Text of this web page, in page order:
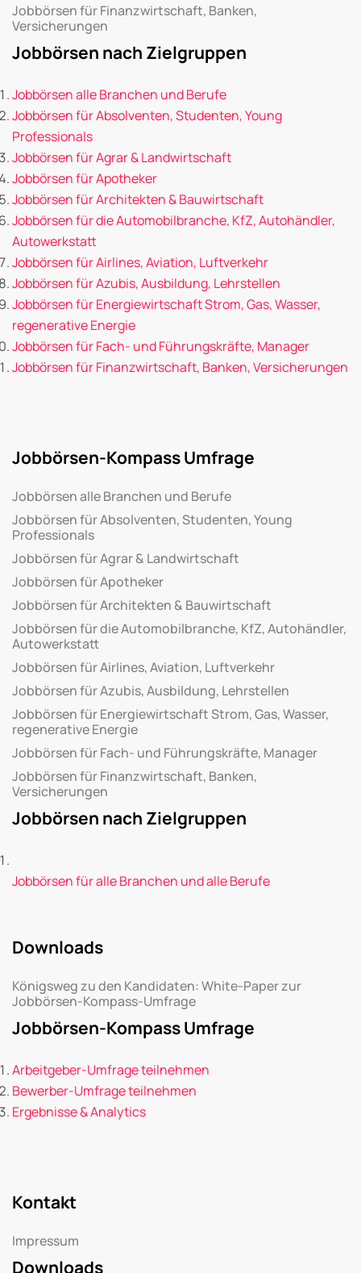
Jobbörsen für Finanzwirtschaft, Banken,
Versicherungen
Jobbörsen nach Zielgruppen
Jobbörsen alle Branchen und Berufe
Jobbörsen für Absolventen, Studenten, Young
Professionals
Jobbörsen für Agrar & Landwirtschaft
Jobbörsen für Apotheker
Jobbörsen für Architekten & Bauwirtschaft
Jobbörsen für die Automobilbranche, KfZ, Autohändler,
Autowerkstatt
Jobbörsen für Airlines, Aviation, Luftverkehr
Jobbörsen für Azubis, Ausbildung, Lehrstellen
Jobbörsen für Energiewirtschaft Strom, Gas, Wasser,
regenerative Energie
Jobbörsen für Fach- und Führungskräfte, Manager
Jobbörsen für Finanzwirtschaft, Banken, Versicherungen
Jobbörsen-Kompass Umfrage
Jobbörsen alle Branchen und Berufe
Jobbörsen für Absolventen, Studenten, Young
Professionals
Jobbörsen für Agrar & Landwirtschaft
Jobbörsen für Apotheker
Jobbörsen für Architekten & Bauwirtschaft
Jobbörsen für die Automobilbranche, KfZ, Autohändler,
Autowerkstatt
Jobbörsen für Airlines, Aviation, Luftverkehr
Jobbörsen für Azubis, Ausbildung, Lehrstellen
Jobbörsen für Energiewirtschaft Strom, Gas, Wasser,
regenerative Energie
Jobbörsen für Fach- und Führungskräfte, Manager
Jobbörsen für Finanzwirtschaft, Banken,
Versicherungen
Jobbörsen nach Zielgruppen
Jobbörsen für alle Branchen und alle Berufe
Downloads
Königsweg zu den Kandidaten: White-Paper zur
Jobbörsen-Kompass-Umfrage
Jobbörsen-Kompass Umfrage
Arbeitgeber-Umfrage teilnehmen
Bewerber-Umfrage teilnehmen
Ergebnisse & Analytics
Kontakt
Impressum
Downloads